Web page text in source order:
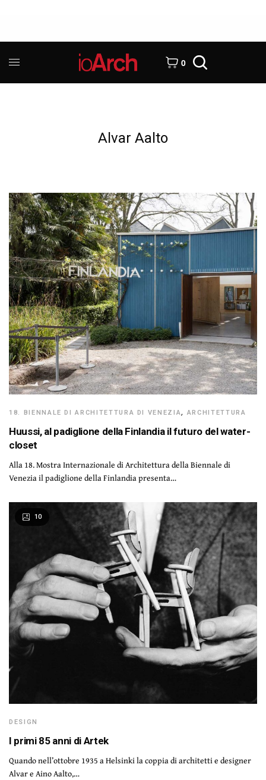
0
Alvar Aalto
18. BIENNALE DI ARCHITETTURA DI VENEZIA, ARCHITETTURA
Huussi, al padiglione della Finlandia il futuro del water-
closet
Alla 18. Mostra Internazionale di Architettura della Biennale di
Venezia il padiglione della Finlandia presenta…
10
DESIGN
I primi 85 anni di Artek
Quando nell’ottobre 1935 a Helsinki la coppia di architetti e designer
Alvar e Aino Aalto,…